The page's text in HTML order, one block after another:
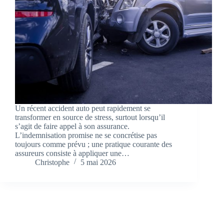
Un récent accident auto peut rapidement se
transformer en source de stress, surtout lorsqu’il
s’agit de faire appel à son assurance.
L’indemnisation promise ne se concrétise pas
toujours comme prévu ; une pratique courante des
assureurs consiste à appliquer une…
Christophe
5 mai 2026